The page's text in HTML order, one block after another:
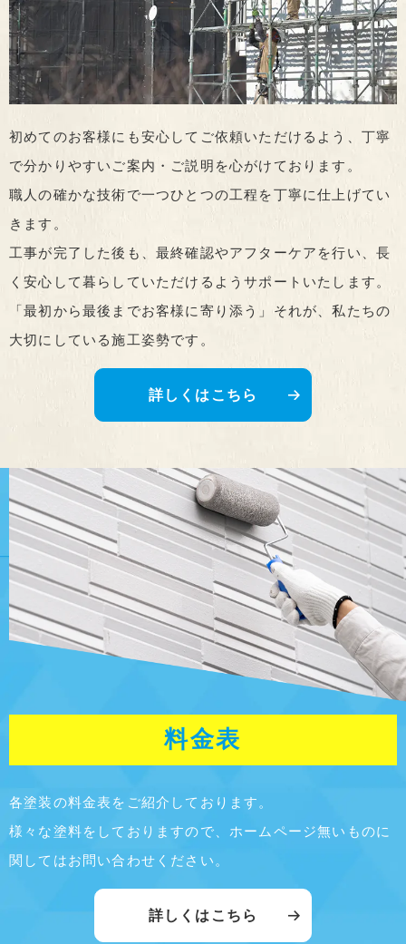
初めてのお客様にも安心してご依頼いただけるよう、 丁寧
で分かりやすいご案内・ご説明を心がけております。
職人の確かな技術で一つひとつの工程を丁寧に仕上げてい
きます。
工事が完了した後も、最終確認やアフターケアを行い、長
く安心して暮らしていただけるようサポートいたします。
「最初から最後までお客様に寄り添う」それが、私たちの
大切にしている施工姿勢です。
詳しくはこちら
料金表
各塗装の料金表をご紹介しております。
様々な塗料をしておりますので、 ホームページ無いものに
関してはお問い合わせください。
詳しくはこちら